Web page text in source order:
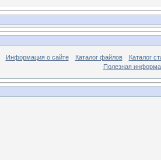
Информация о сайте Каталог файлов
Каталог
Полезная